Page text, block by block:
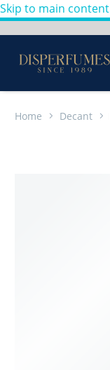
Skip to main content
Home Decant